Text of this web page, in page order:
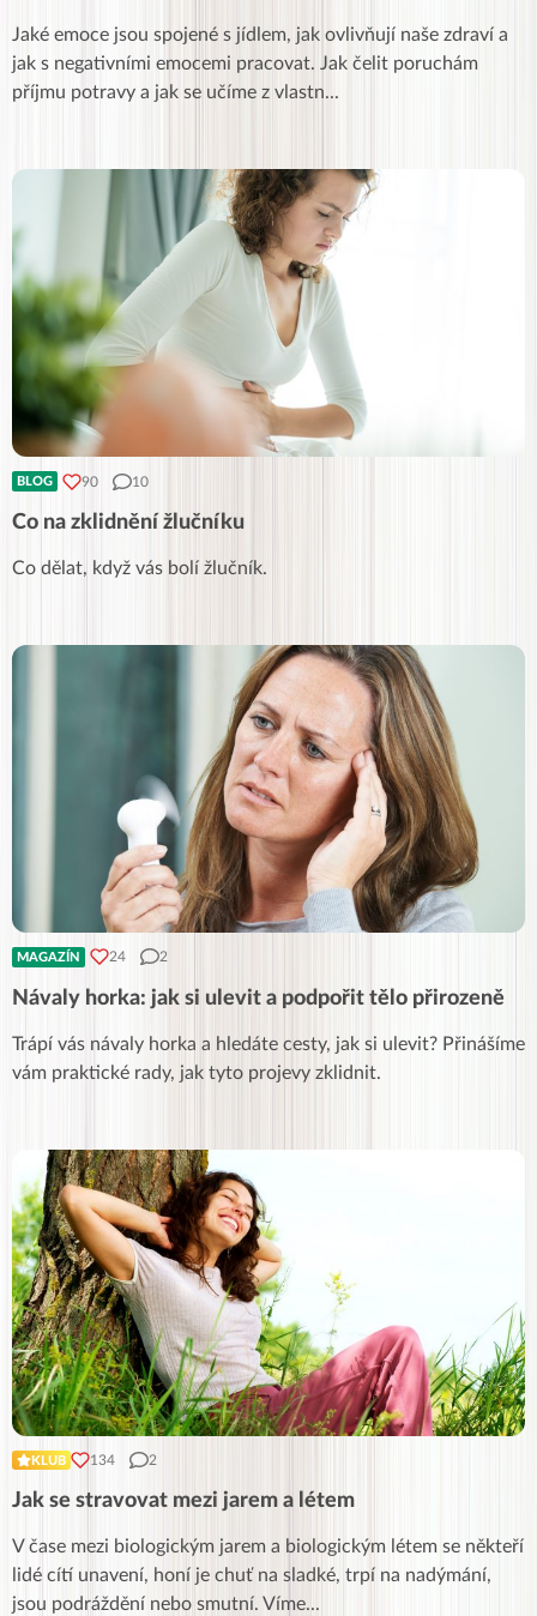
Jaké emoce jsou spojené s jídlem, jak ovlivňují naše zdraví a
jak s negativními emocemi pracovat. Jak čelit poruchám
příjmu potravy a jak se učíme z vlastn...
BLOG 90 10
Co na zklidnění žlučníku
Co dělat, když vás bolí žlučník.
MAGAZÍN 24 2
Návaly horka: jak si ulevit a podpořit tělo přirozeně
Trápí vás návaly horka a hledáte cesty, jak si ulevit? Přinášíme
vám praktické rady, jak tyto projevy zklidnit.
KLUB 134 2
Jak se stravovat mezi jarem a létem
V čase mezi biologickým jarem a biologickým létem se někteří
lidé cítí unavení, honí je chuť na sladké, trpí na nadýmání,
jsou podráždění nebo smutní. Víme...